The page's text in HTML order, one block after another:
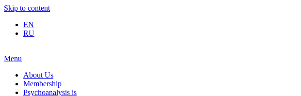
Skip to content
EN
RU
Menu
About Us
Membership
Psychoanalysis is